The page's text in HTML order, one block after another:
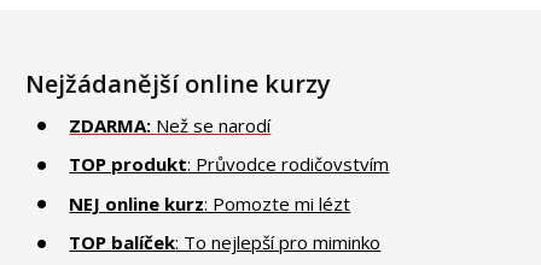
Nejžádanější online kurzy
ZDARMA: Než se narodí
TOP produkt: Průvodce rodičovstvím
NEJ online kurz: Pomozte mi lézt
TOP balíček: To nejlepší pro miminko